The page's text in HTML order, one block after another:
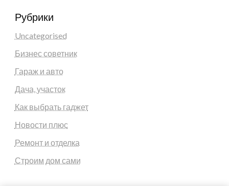
Рубрики
Uncategorised
Бизнес советник
Гараж и авто
Дача, участок
Как выбрать гаджет
Новости плюс
Ремонт и отделка
Строим дом сами